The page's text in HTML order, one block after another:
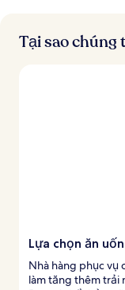
Tại sao
Lựa chọn ăn
Nhà hàng phục vụ
làm tăng thêm trải